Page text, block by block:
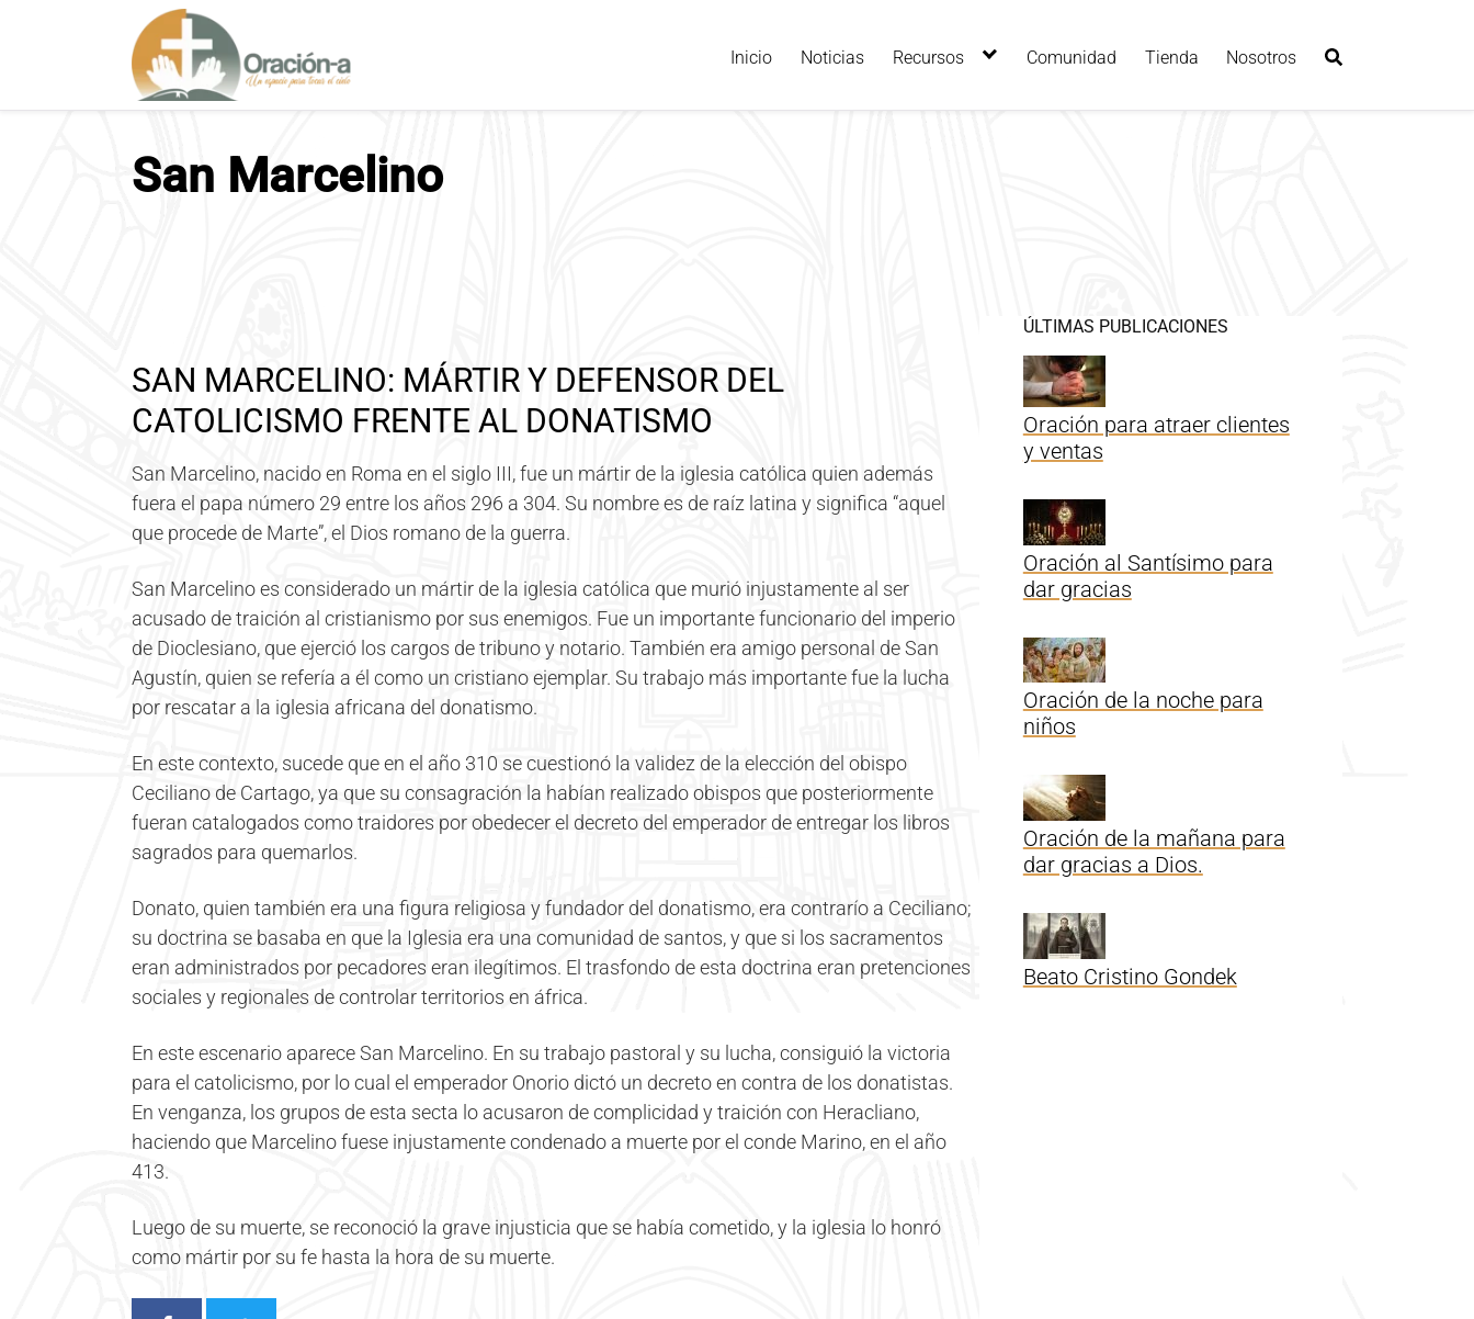
a
Inicio Noticias Recursos Comunidad Tienda Nosotros
San Marcelino
SAN MARCELINO: MÁRTIR Y DEFENSOR DEL
CATOLICISMO FRENTE AL DONATISMO
San Marcelino, nacido en Roma en el siglo III, fue un mártir de la iglesia católica quien además
fuera el papa número 29 entre los años 296 a 304. Su nombre es de raíz latina y significa “aquel
que procede de Marte”, el Dios romano de la guerra.
San Marcelino es considerado un mártir de la iglesia católica que murió injustamente al ser
acusado de traición al cristianismo por sus enemigos. Fue un importante funcionario del imperio
de Dioclesiano, que ejerció los cargos de tribuno y notario. También era amigo personal de San
Agustín, quien se refería a él como un cristiano ejemplar. Su trabajo más importante fue la lucha
por rescatar a la iglesia africana del donatismo.
En este contexto, sucede que en el año 310 se cuestionó la validez de la elección del obispo
Ceciliano de Cartago, ya que su consagración la habían realizado obispos que posteriormente
fueran catalogados como traidores por obedecer el decreto del emperador de entregar los libros
sagrados para quemarlos.
Donato, quien también era una figura religiosa y fundador del donatismo, era contrarío a Ceciliano;
su doctrina se basaba en que la Iglesia era una comunidad de santos, y que si los sacramentos
eran administrados por pecadores eran ilegítimos. El trasfondo de esta doctrina eran pretenciones
sociales y regionales de controlar territorios en áfrica.
En este escenario aparece San Marcelino. En su trabajo pastoral y su lucha, consiguió la victoria
para el catolicismo, por lo cual el emperador Onorio dictó un decreto en contra de los donatistas.
En venganza, los grupos de esta secta lo acusaron de complicidad y traición con Heracliano,
haciendo que Marcelino fuese injustamente condenado a muerte por el conde Marino, en el año
413.
Luego de su muerte, se reconoció la grave injusticia que se había cometido, y la iglesia lo honró
como mártir por su fe hasta la hora de su muerte.
ÚLTIMAS PUBLICACIONES
Oración para atraer clientes
y ventas
Oración al Santísimo para
dar gracias
Oración de la noche para
niños
Oración de la mañana para
dar gracias a Dios.
Beato Cristino Gondek